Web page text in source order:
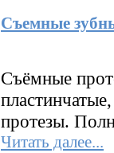
Съемные
Съёмные
протезы.
Читать далее...